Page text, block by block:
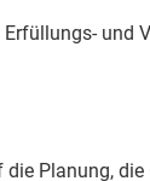
und
Planung,